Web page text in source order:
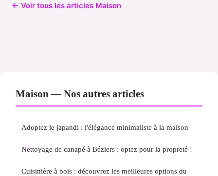
← Voir tous les articles Maison
Maison — Nos autres articles
Adoptez le japandi : l'élégance minimaliste à la maison
Nettoyage de canapé à Béziers : optez pour la propreté !
Cuisinière à bois : découvrez les meilleures options du